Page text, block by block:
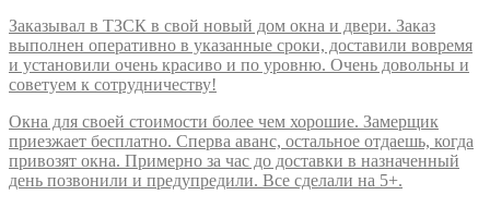
Заказывал в ТЗСК в свой новый дом окна и двери. Заказ
выполнен оперативно в указанные сроки, доставили вовремя
и установили очень красиво и по уровню. Очень довольны и
советуем к сотрудничеству!
Окна для своей стоимости более чем хорошие. Замерщик
приезжает бесплатно. Сперва аванс, остальное отдаешь, когда
привозят окна. Примерно за час до доставки в назначенный
день позвонили и предупредили. Все сделали на 5+.